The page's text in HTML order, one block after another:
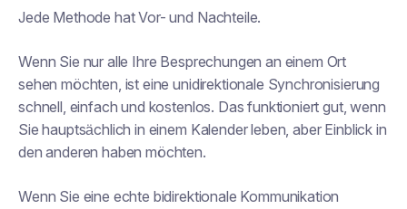
Jede Methode hat Vor- und Nachteile.
Wenn Sie nur alle Ihre Besprechungen an einem Ort
sehen möchten, ist eine unidirektionale Synchronisierung
schnell, einfach und kostenlos. Das funktioniert gut, wenn
Sie hauptsächlich in einem Kalender leben, aber Einblick in
den anderen haben möchten.
Wenn Sie eine echte bidirektionale Kommunikation